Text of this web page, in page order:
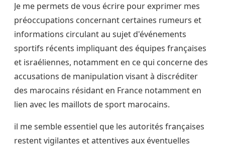
Je me permets de vous écrire pour exprimer mes
préoccupations concernant certaines rumeurs et
informations circulant au sujet d'événements
sportifs récents impliquant des équipes françaises
et israéliennes, notamment en ce qui concerne des
accusations de manipulation visant à discréditer
des marocains résidant en France notamment en
lien avec les maillots de sport marocains.
il me semble essentiel que les autorités françaises
restent vigilantes et attentives aux éventuelles